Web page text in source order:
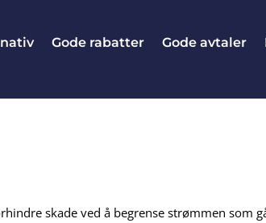
Gode rabatter Gode avtaler
skade ved å begrense strømmen som